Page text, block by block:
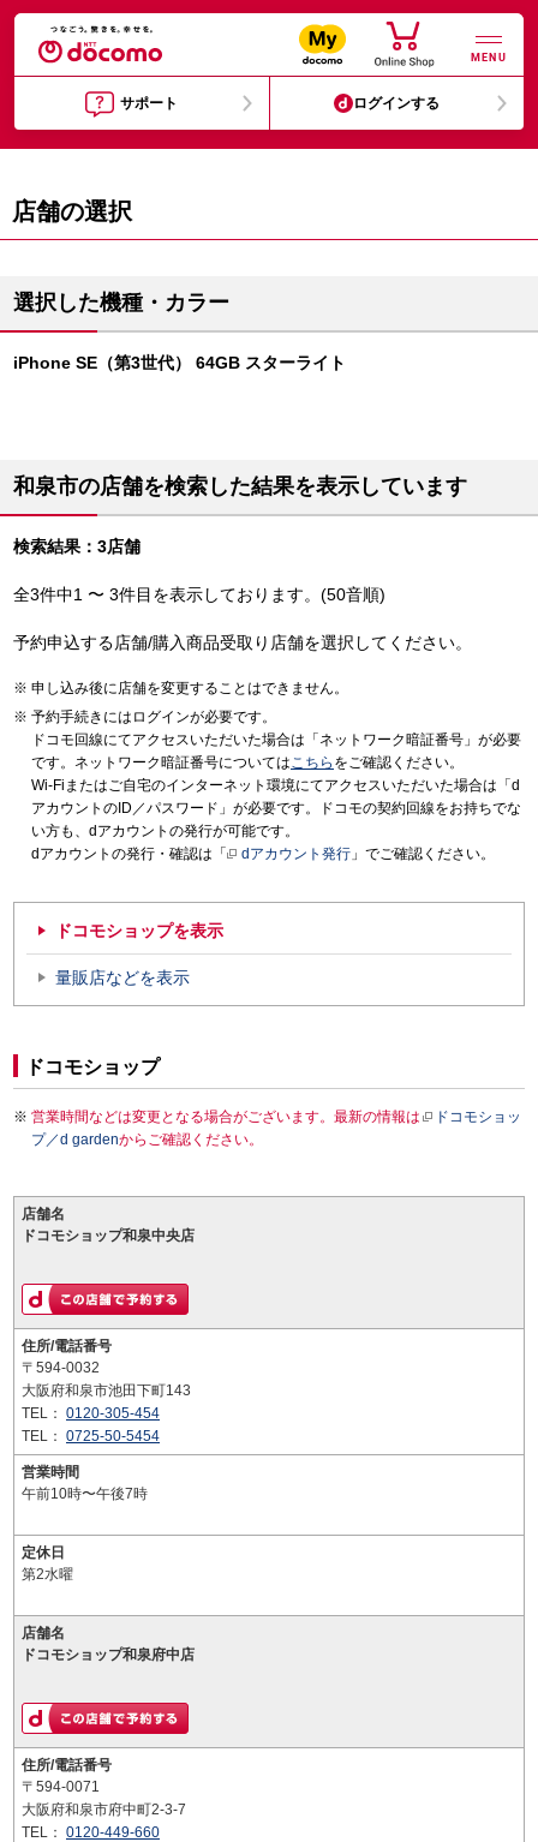
MENU
サポート ログインする
店舗の選択
選択した機種・カラー
iPhone SE（第3世代） 64GB スターライト
和泉市の店舗を検索した結果を表示しています
検索結果：3店舗
全3件中1 〜 3件目を表示しております。(50音順)
予約申込する店舗/購入商品受取り店舗を選択してください。
申し込み後に店舗を変更することはできません。
予約手続きにはログインが必要です。
ドコモ回線にてアクセスいただいた場合は「ネットワーク暗証番号」が必要
です。ネットワーク暗証番号についてはこちら をご確認ください。
Wi-Fiまたはご自宅のインターネット環境にてアクセスいただいた場合は「d
アカウントのID／パスワード」が必要です。ドコモの契約回線をお持ちでな
い方も、dアカウントの発行が可能です。
dアカウントの発行・確認は「
dアカウント発行 」でご確認ください。
ドコモショップを表示
量販店などを表示
ドコモショップ
営業時間などは変更となる場合がございます。最新の情報は
ドコモショッ
プ／d gardenからご確認ください。
店舗名
ドコモショップ和泉中央店
住所/電話番号
〒594-0032
大阪府和泉市池田下町143
TEL： 0120-305-454
TEL： 0725-50-5454
営業時間
午前10時〜午後7時
定休日
第2水曜
店舗名
ドコモショップ和泉府中店
住所/電話番号
〒594-0071
大阪府和泉市府中町2-3-7
TEL： 0120-449-660